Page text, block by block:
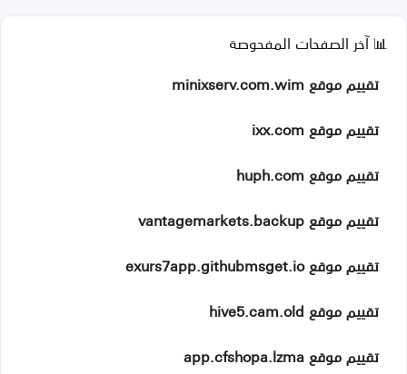
📊 آخر الصفحات المفحوصة
تقييم موقع minixserv.com.wim
تقييم موقع ixx.com
تقييم موقع huph.com
تقييم موقع vantagemarkets.backup
تقييم موقع exurs7app.githubmsget.io
تقييم موقع hive5.cam.old
تقييم موقع app.cfshopa.lzma